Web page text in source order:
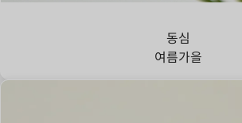
동심
여름가을